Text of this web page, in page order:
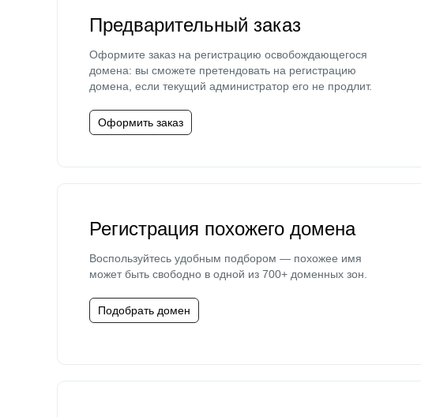
Предварительный заказ
Оформите заказ на регистрацию освобождающегося
домена: вы сможете претендовать на регистрацию
домена, если текущий администратор его не продлит.
Оформить заказ
Регистрация похожего домена
Воспользуйтесь удобным подбором — похожее имя
может быть свободно в одной из 700+ доменных зон.
Подобрать домен